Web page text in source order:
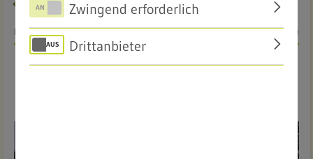
DIGITALER ARCHITEKTURRUNDGANG IN KARLSRUHE 23.06.2020
Digitaler Architekturrundgang in
Zwingend erforderlich
Drittanbieter